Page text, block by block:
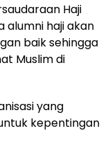
Haji
alumni haji akan
baik sehingga
Muslim di
yang
kepentingan